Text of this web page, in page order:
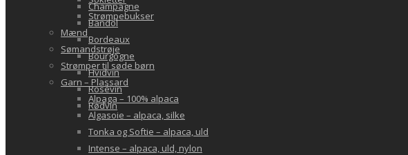
Champagne
Bandol
Bordeaux
Bourgogne
Hvidvin
Rosévin
Rødvin
Strømpebukser
Mænd
Sømandstrøje
Strømper til søde børn
Garn – Plassard
Alpaga – 100% alpaca
Algasoie – alpaca, silke
Tonka og Softie – alpaca, uld
Intense – alpaca, uld, nylon